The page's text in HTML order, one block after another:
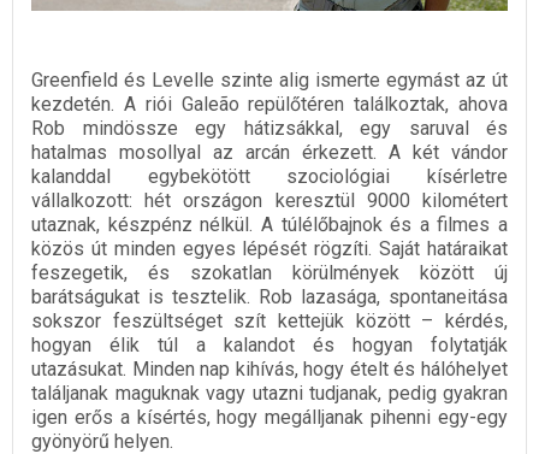
Greenfield és Levelle szinte alig ismerte egymást az út
kezdetén. A riói Galeão repülőtéren találkoztak, ahova
Rob mindössze egy hátizsákkal, egy saruval és
hatalmas mosollyal az arcán érkezett. A két vándor
kalanddal egybekötött szociológiai kísérletre
vállalkozott: hét országon keresztül 9000 kilométert
utaznak, készpénz nélkül. A túlélőbajnok és a filmes a
közös út minden egyes lépését rögzíti. Saját határaikat
feszegetik, és szokatlan körülmények között új
barátságukat is tesztelik. Rob lazasága, spontaneitása
sokszor feszültséget szít kettejük között – kérdés,
hogyan élik túl a kalandot és hogyan folytatják
utazásukat. Minden nap kihívás, hogy ételt és hálóhelyet
találjanak maguknak vagy utazni tudjanak, pedig gyakran
igen erős a kísértés, hogy megálljanak pihenni egy-egy
gyönyörű helyen.